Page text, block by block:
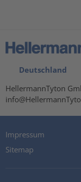
Deutschland
HellermannTyton
Impressum
Sitemap